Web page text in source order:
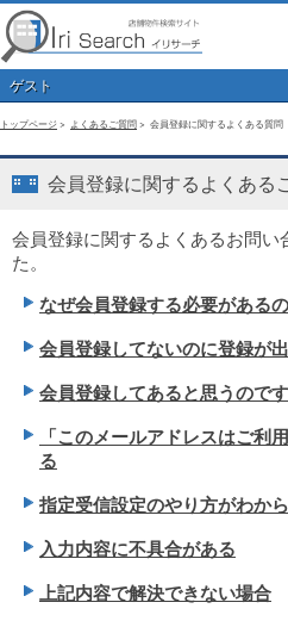
ゲスト
トップページ > よくあるご質問 > 会員登録に関するよくある質問
会員登録に関するよくある
会員登録に関するよくあるお問い
た。
なぜ会員登録する必要がある
会員登録してないのに登録が
会員登録してあると思うので
「このメールアドレスはご利
る
指定受信設定のやり方がわか
入力内容に不具合がある
上記内容で解決できない場合